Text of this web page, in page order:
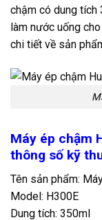
chậm có dung
làm nước uống
chi tiết về sản
Máy ép chậm
thông số kỹ
Tên sản phẩm:
Model: H300E
Dung tích: 350ml